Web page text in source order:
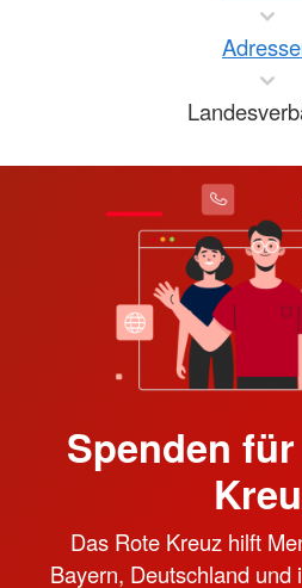
Spenden
Das Rote Kreuz hilft
Bayern, Deutschland und